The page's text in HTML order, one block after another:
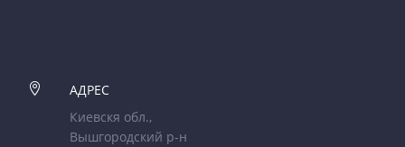

АДРЕС
Киевскя обл.,
Вышгородский р-н